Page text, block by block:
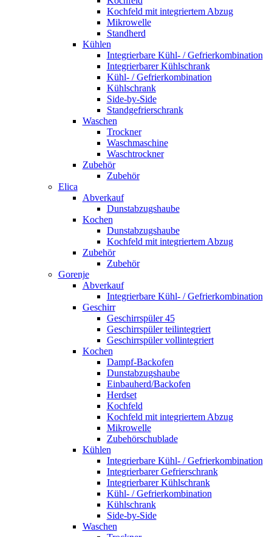
Kochfeld mit integriertem Abzug
Mikrowelle
Standherd
Kühlen
Integrierbare Kühl- / Gefrierkombination
Integrierbarer Kühlschrank
Kühl- / Gefrierkombination
Kühlschrank
Side-by-Side
Standgefrierschrank
Waschen
Trockner
Waschmaschine
Waschtrockner
Zubehör
Zubehör
Elica
Abverkauf
Dunstabzugshaube
Kochen
Dunstabzugshaube
Kochfeld mit integriertem Abzug
Zubehör
Zubehör
Gorenje
Abverkauf
Integrierbare Kühl- / Gefrierkombination
Geschirr
Geschirrspüler 45
Geschirrspüler teilintegriert
Geschirrspüler vollintegriert
Kochen
Dampf-Backofen
Dunstabzugshaube
Einbauherd/Backofen
Herdset
Kochfeld
Kochfeld mit integriertem Abzug
Mikrowelle
Zubehörschublade
Kühlen
Integrierbare Kühl- / Gefrierkombination
Integrierbarer Gefrierschrank
Integrierbarer Kühlschrank
Kühl- / Gefrierkombination
Kühlschrank
Side-by-Side
Waschen